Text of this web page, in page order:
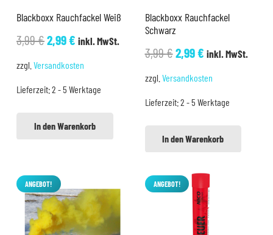
Blackboxx Rauchfackel Weiß
3,99€Ursprünglicher
3,99 €
2,99€Aktueller
2,99 €.
inkl. MwSt.
zzgl. Versandkosten
Lieferzeit:2 - 5 Werktage
In den Warenkorb
Blackboxx Rauchfackel
Schwarz
3,99€Ursprünglicher
3,99 €
2,99€Aktueller
2,99 €.
inkl. MwSt.
zzgl. Versandkosten
Lieferzeit:2 - 5 Werktage
In den Warenkorb
ANGEBOT! ANGEBOT!